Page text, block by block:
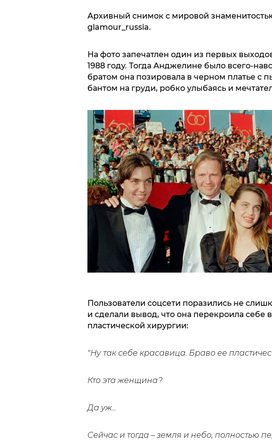
Архивный снимок с мировой
glamour_russia.
На фото запечатлен один из первых
1988 году. Тогда Анджелине было всего-
братом она позировала в черном платье
бантом на груди, робко улыбаясь и
Пользователи соцсети поразились не
и сделали вывод, что она перекроила
пластической хирургии:
"Ну так себе красавица. Браво ее
Кто эта женщина?
Да уж...
Сейчас и тогда – земля и небо, полностью